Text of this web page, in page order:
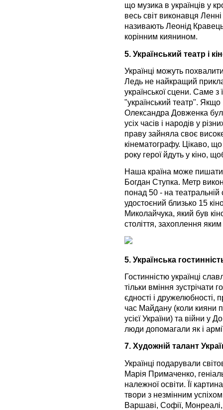
що музика в українців у
весь світ виконавця
називають Леонід
корінним киянином.
5. Український театр і
Українці можуть
Ледь не найкращий
української сцени. Саме з
"український театр". Якщо
Олександра Довженка
усіх часів і народів у
праву зайняла своє високе
кінематографу. Цікаво,
року герої йдуть у кіно,
Наша країна може
Богдан Ступка. Метр
понад 50 - на театральній
удостоєний близько 15
Миколайчука, який був
століття, захоплення
5. Українська
Гостинністю українці
тільки вміння
єдності і дружелюбності,
час Майдану (коли кияни
усієї України) та війни у
люди допомагали як і
7. Художній талант
Українці подарували
Марія Примаченко,
належної освіти. Її
твори з незмінним
Варшаві, Софії,